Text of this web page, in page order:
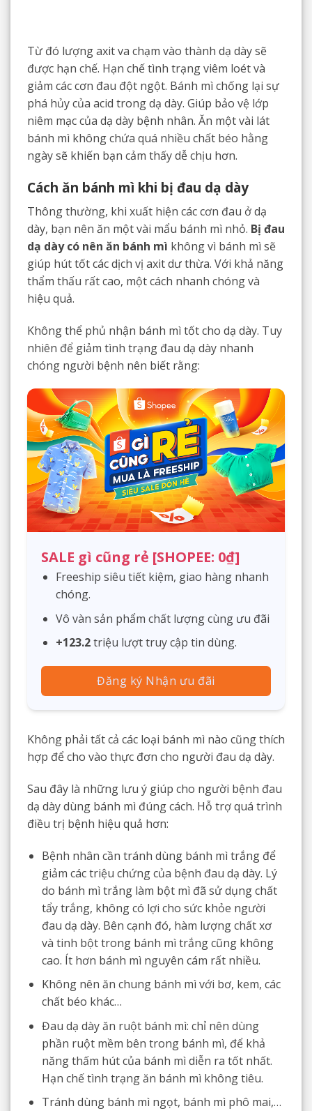
Từ đó lượng axit va chạm vào thành dạ dày sẽ
được hạn chế. Hạn chế tình trạng viêm loét và
giảm các cơn đau đột ngột. Bánh mì chống lại sự
phá hủy của acid trong dạ dày. Giúp bảo vệ lớp
niêm mạc của dạ dày bệnh nhân. Ăn một vài lát
bánh mì không chứa quá nhiều chất béo hằng
ngày sẽ khiến bạn cảm thấy dễ chịu hơn.
Cách ăn bánh mì khi bị đau dạ dày
Thông thường, khi xuất hiện các cơn đau ở dạ
dày, bạn nên ăn một vài mẩu bánh mì nhỏ. Bị đau
dạ dày có nên ăn bánh mì không vì bánh mì sẽ
giúp hút tốt các dịch vị axit dư thừa. Với khả năng
thẩm thấu rất cao, một cách nhanh chóng và
hiệu quả.
Không thể phủ nhận bánh mì tốt cho dạ dày. Tuy
nhiên để giảm tình trạng đau dạ dày nhanh
chóng người bệnh nên biết rằng:
SALE gì cũng rẻ [SHOPEE: 0₫]
Freeship siêu tiết kiệm, giao hàng nhanh
chóng.
Vô vàn sản phẩm chất lượng cùng ưu đãi
+123.2triệu lượt truy cập tin dùng.
Đăng ký Nhận ưu đãi
Không phải tất cả các loại bánh mì nào cũng thích
hợp để cho vào thực đơn cho người đau dạ dày.
Sau đây là những lưu ý giúp cho người bệnh đau
dạ dày dùng bánh mì đúng cách. Hỗ trợ quá trình
điều trị bệnh hiệu quả hơn:
Bệnh nhân cần tránh dùng bánh mì trắng để
giảm các triệu chứng của bệnh đau dạ dày. Lý
do bánh mì trắng làm bột mì đã sử dụng chất
tẩy trắng, không có lợi cho sức khỏe người
đau dạ dày. Bên cạnh đó, hàm lượng chất xơ
và tinh bột trong bánh mì trắng cũng không
cao. Ít hơn bánh mì nguyên cám rất nhiều.
Không nên ăn chung bánh mì với bơ, kem, các
chất béo khác…
Đau dạ dày ăn ruột bánh mì: chỉ nên dùng
phần ruột mềm bên trong bánh mì, để khả
năng thấm hút của bánh mì diễn ra tốt nhất.
Hạn chế tình trạng ăn bánh mì không tiêu.
Tránh dùng bánh mì ngọt, bánh mì phô mai,…